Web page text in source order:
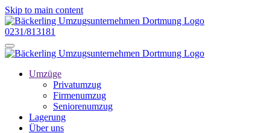
Skip to main content
0231/813181
Umzüge
Privatumzug
Firmenumzug
Seniorenumzug
Lagerung
Über uns